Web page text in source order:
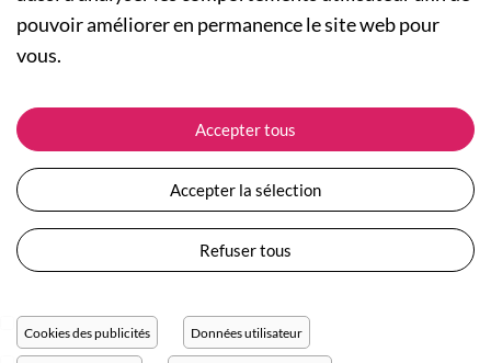
Qui sommes-nous ?
Actualités
Nos engagements
Plan du site
Devenir revendeur
NOS RUBRIQUES
Collection Femme
Collection Enfants
Les Totebags
Nos différents thèmes
ASSISTANCE
Suivre ma commande
Expédition et livraison
Retour et remboursement
Moyens de paiement
Questions / Réponses
Conditions générales de vente
Protection des données personnelles
Réglage des cookies
pouvoir améliorer en permanence le site web pour
vous.
Accepter tous
Accepter la sélection
Refuser tous
Cookies des publicités Données utilisateur